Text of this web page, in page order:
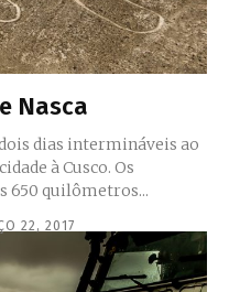
Nasca
dias intermináveis ao
à Cusco. Os
650 quilômetros...
22, 2017